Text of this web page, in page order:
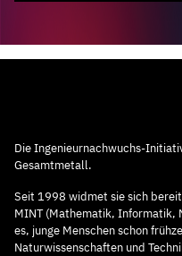
Die Ingenieurnachwuchs-
Gesamtmetall.
Seit 1998 widmet sie sich
MINT (Mathematik, Informatik,
es, junge Menschen schon
Naturwissenschaften und